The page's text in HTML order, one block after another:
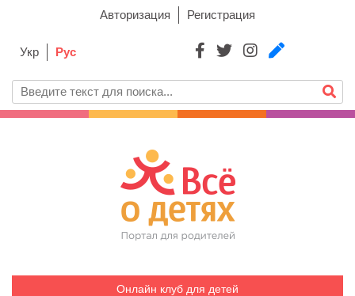
Авторизация Регистрация
Укр Рус
Онлайн клуб для детей